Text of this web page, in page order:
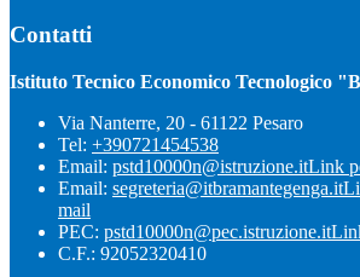
Contatti
Istituto Tecnico Economico Tecnologico
Via Nanterre, 20 - 61122 Pesaro
Tel: +390721454538
Email: pstd10000n@istruzione.itLink
Email: segreteria@itbramantegenga.it
mail
PEC: pstd10000n@pec.istruzione.it
C.F.: 92052320410